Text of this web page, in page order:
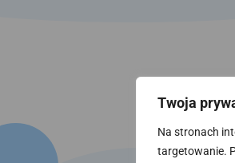
Twoja
Na stronach
targetowanie.